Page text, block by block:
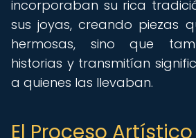
incorporaban su rica
sus joyas, creando piezas
hermosas, sino que
historias y transmitían
a quienes las llevaban.
El Proceso